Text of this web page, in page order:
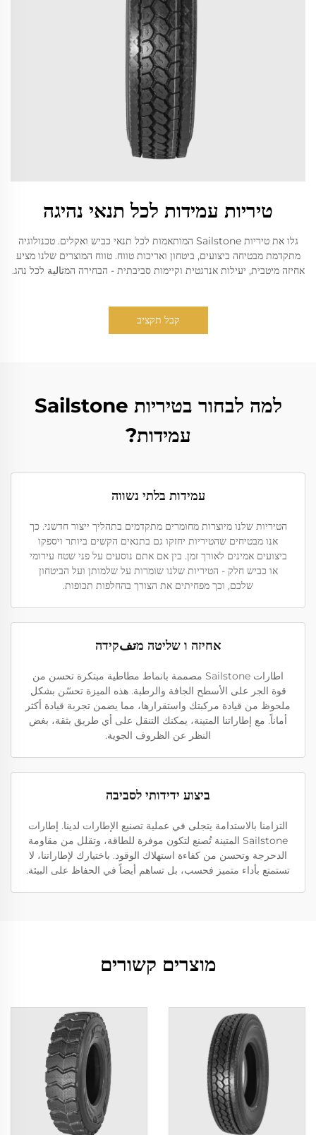
טיריות עמידות לכל תנאי נהיגה
גלו את טיריות Sailstone המותאמות לכל תנאי כביש ואקלים. טכנולוגיה
מתקדמת מבטיחה ביצועים, ביטחון ואריכות טווח. טווח המוצרים שלנו מציע
אחיזה מיטבית, יעילות אנרגטית וקיימות סביבתית - הבחירה המثالية לכל נהג.
קבל תקציב
למה לבחור בטיריות Sailstone
עמידות?
עמידות בלתי נשווה
הטיריות שלנו מיוצרות מחומרים מתקדמים בתהליך ייצור חדשני. כך
אנו מבטיחים שהטיריות יחזקו גם בתנאים הקשים ביותר ויספקו
ביצועים אמינים לאורך זמן. בין אם אתם נוסעים על פני שטח עירומי
או כביש חלק - הטיריות שלנו שומרות על שלמותן ועל הביטחון
שלכם, וכך מפחיתים את הצורך בהחלפות תכופות.
אחיזה ו שליטה מتفקידה
اطارات Sailstone مصممة بانماط مطاطية مبتكرة تحسن من
قوة الجر على الأسطح الجافة والرطبة. هذه الميزة تحسّن بشكل
ملحوظ من قيادة مركبتك واستقرارها، مما يضمن تجربة قيادة أكثر
أماناً. مع إطاراتنا المتينة، يمكنك التنقل على أي طريق بثقة، بغض
النظر عن الظروف الجوية.
ביצוע ידידותי לסביבה
التزامنا بالاستدامة يتجلى في عملية تصنيع الإطارات لدينا. إطارات
Sailstone المتينة تُصنع لتكون موفرة للطاقة، وتقلل من مقاومة
الدحرجة وتحسن من كفاءة استهلاك الوقود. باختيارك لإطاراتنا، لا
تستمتع بأداء متميز فحسب، بل تساهم أيضاً في الحفاظ على البيئة.
מוצרים קשורים